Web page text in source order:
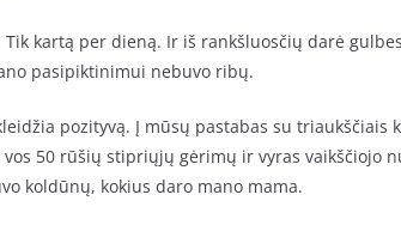
kartą per dieną. Ir iš rankšluosčių darė
pasipiktinimui nebuvo ribų.
pozityvą. Į mūsų pastabas su triaukščiais
vos 50 rūšių stipriųjų gėrimų ir vyras vaikščiojo
koldūnų, kokius daro mano mama.